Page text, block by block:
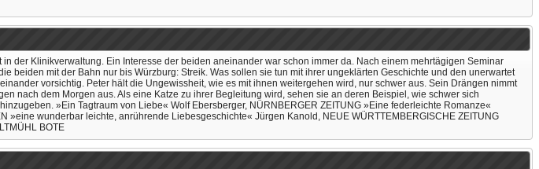
der Klinikverwaltung. Ein Interesse der beiden aneinander war schon immer da. Nach einem mehrtägigen Seminar
beiden mit der Bahn nur bis Würzburg: Streik. Was sollen sie tun mit ihrer ungeklärten Geschichte und den unerwartet
vorsichtig. Peter hält die Ungewissheit, wie es mit ihnen weitergehen wird, nur schwer aus. Sein Drängen nimmt
nach dem Morgen aus. Als eine Katze zu ihrer Begleitung wird, sehen sie an deren Beispiel, wie schwer sich
»Ein Tagtraum von Liebe« Wolf Ebersberger, NÜRNBERGER ZEITUNG »Eine federleichte Romanze«
»eine wunderbar leichte, anrührende Liebesgeschichte« Jürgen Kanold, NEUE WÜRTTEMBERGISCHE ZEITUNG
BOTE